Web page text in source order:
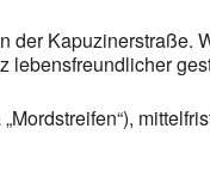
der Kapuzinerstraße.